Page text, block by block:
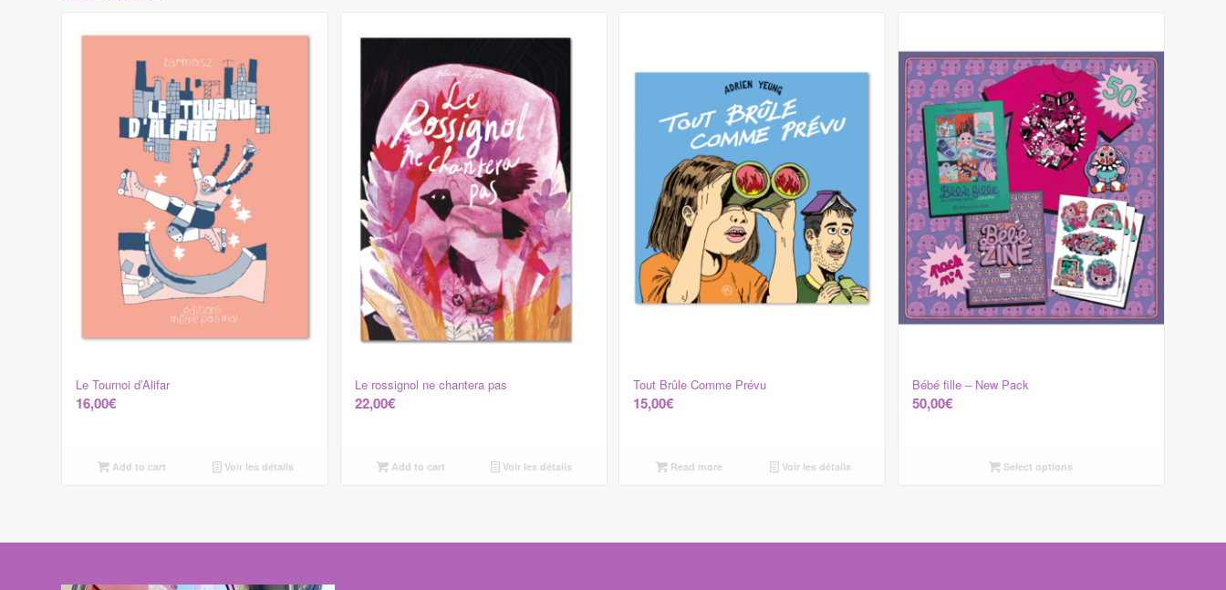
Le Tournoi d’Alifar
16,00€
Add to cart Voir les détails
Le rossignol ne chantera pas
22,00€
Add to cart Voir les détails
Tout Brûle Comme Prévu
15,00€
Read more Voir les détails
Bébé fille – New Pack
50,00€
Select options